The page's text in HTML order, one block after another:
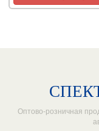
Оптово-розничная